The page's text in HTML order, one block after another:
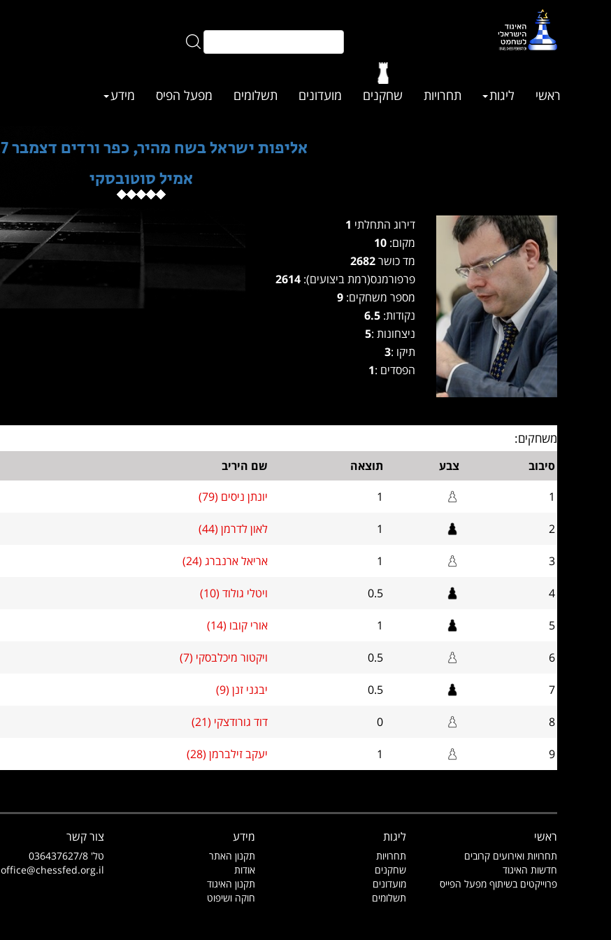
ראשי ליגות תחרויות שחקנים מועדונים תשלומים מפעל הפיס מידע
אליפות ישראל בשח מהיר, כפר ורדים דצמבר 2017
אמיל סוטובסקי
דירוג התחלתי
מקום: 10
מד כושר2682
פרפורמנס(רמת ביצועים): 2614
מספר משחקים: 9
נקודות:6.5
ניצחונות :5
תיקו :3
הפסדים :1
משחקים:
סיבוב צבע תוצאה שם היריב
1
1 יונתן ניסים (79)
2
1 לאון לדרמן (44)
3
1 אריאל ארנברג (24)
4
0.5 ויטלי גולוד (10)
5
1 אורי קובו (14)
6
0.5 ויקטור מיכלבסקי (7)
7
0.5 יבגני זנן (9)
8
0 דוד גורודצקי (21)
9
1 יעקב זילברמן (28)
ראשי
תחרויות ואירועים קרובים
חדשות האיגוד
פרוייקטים בשיתוף מפעל הפייס
ליגות
תחרויות
שחקנים
מועדונים
תשלומים
מידע
תקנון האתר
אודות
תקנון האיגוד
חוקה ושיפוט
צור קשר
טל' 036437627/8
office@chessfed.org.il